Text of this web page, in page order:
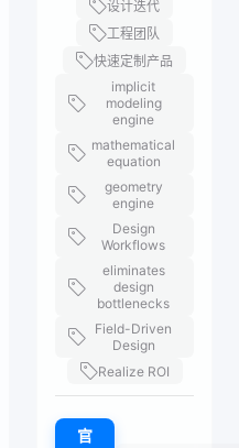
设计迭代
工程团队
快速定制产品
implicit
modeling
engine
mathematical
equation
geometry
engine
Design
Workflows
eliminates
design
bottlenecks
Field-Driven
Design
Realize ROI
官